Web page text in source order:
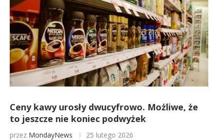
Ceny kawy urosły dwucyfrowo. Możliwe, że
to jeszcze nie koniec podwyżek
przez MondayNews 25 lutego 2026